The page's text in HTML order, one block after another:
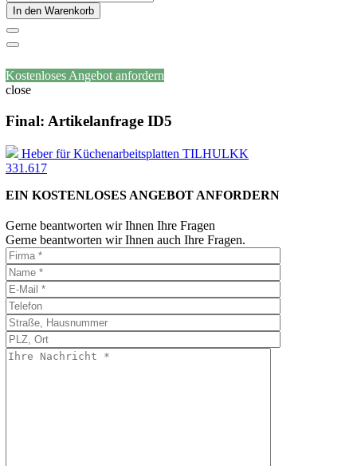
In den Warenkorb
Kostenloses Angebot anfordern
close
Final: Artikelanfrage ID5
Heber für Küchenarbeitsplatten TILHULKK
331.617
EIN KOSTENLOSES ANGEBOT ANFORDERN
Gerne beantworten wir Ihnen Ihre Fragen
Gerne beantworten wir Ihnen auch Ihre Fragen.